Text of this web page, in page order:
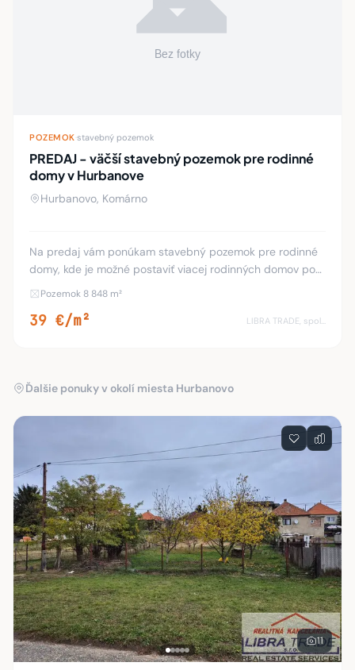
POZEMOK stavebný pozemok
PREDAJ - väčší stavebný pozemok pre rodinné
domy v Hurbanove
Hurbanovo, Komárno
Na predaj vám ponúkam stavebný pozemok pre rodinné
domy, kde je možné postaviť viacej rodinných domov po
rozparcelovaní pozemku na menšie parcely, rozloha
Pozemok 8 848 m²
39 €/m² LIBRA TRADE, spol.s.r.o.
Ďalšie ponuky v okolí miesta Hurbanovo
11